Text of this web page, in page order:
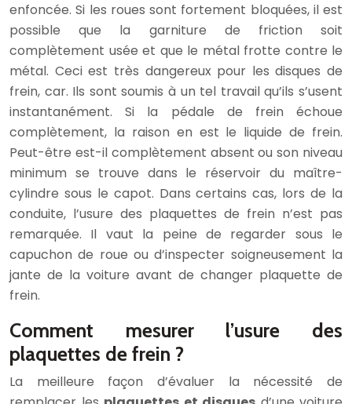
enfoncée. Si les roues sont fortement bloquées, il est
possible que la garniture de friction soit
complètement usée et que le métal frotte contre le
métal. Ceci est très dangereux pour les disques de
frein, car. Ils sont soumis à un tel travail qu’ils s’usent
instantanément. Si la pédale de frein échoue
complètement, la raison en est le liquide de frein.
Peut-être est-il complètement absent ou son niveau
minimum se trouve dans le réservoir du maître-
cylindre sous le capot. Dans certains cas, lors de la
conduite, l’usure des plaquettes de frein n’est pas
remarquée. Il vaut la peine de regarder sous le
capuchon de roue ou d’inspecter soigneusement la
jante de la voiture avant de changer plaquette de
frein.
Comment mesurer l’usure des
plaquettes de frein ?
La meilleure façon d’évaluer la nécessité de